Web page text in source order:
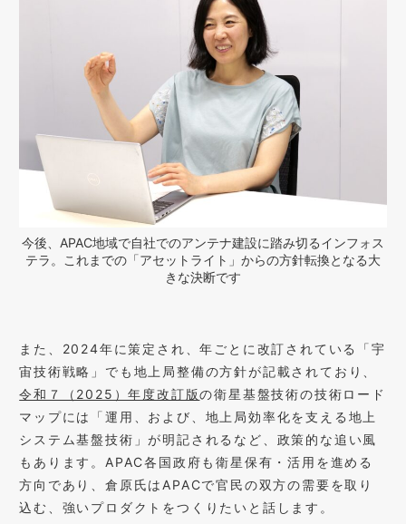
今後、APAC地域で自社でのアンテナ建設に踏み切るインフォス
テラ。これまでの「アセットライト」からの方針転換となる大
きな決断です
また、2024年に策定され、年ごとに改訂されている「宇
宙技術戦略」でも地上局整備の方針が記載されており、
令和７（2025）年度改訂版の衛星基盤技術の技術ロード
マップには「運用、および、地上局効率化を⽀える地上
システム基盤技術」が明記されるなど、政策的な追い風
もあります。APAC各国政府も衛星保有・活用を進める
方向であり、倉原氏はAPACで官民の双方の需要を取り
込む、強いプロダクトをつくりたいと話します。